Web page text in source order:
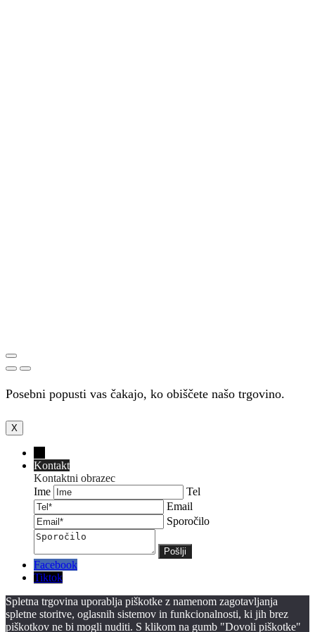
Posebni popusti vas čakajo, ko obiščete našo trgovino.
X
Kontakt
Kontaktni obrazec
Ime
Tel
Email
Sporočilo
Facebook
Tiktok
Spletna trgovina uporablja piškotke z namenom zagotavljanja
spletne storitve, oglasnih sistemov in funkcionalnosti, ki jih brez
piškotkov ne bi mogli nuditi. S klikom na gumb "Dovoli piškotke"